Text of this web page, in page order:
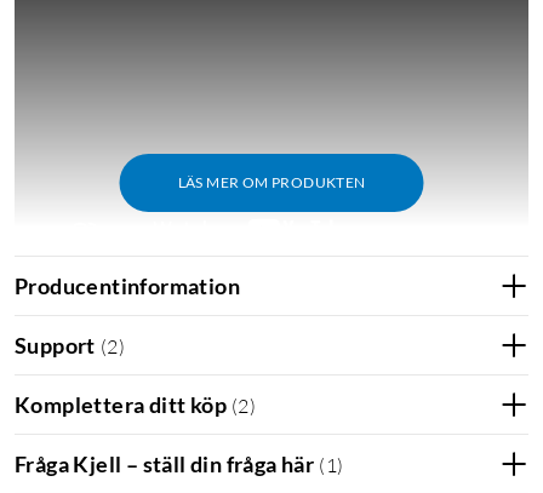
LÄS MER OM PRODUKTEN
Producentinformation
Support (2)
Komplettera ditt köp (2)
Fråga Kjell – ställ din fråga här ( 1 )